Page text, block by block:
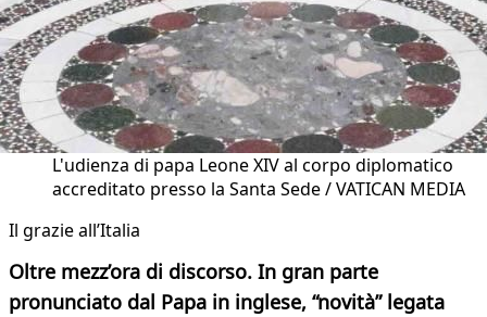
L'udienza di papa Leone XIV al corpo diplomatico
accreditato presso la Santa Sede / VATICAN MEDIA
Il grazie all’Italia
Oltre mezz’ora di discorso. In gran parte
pronunciato dal Papa in inglese, “novità” legata